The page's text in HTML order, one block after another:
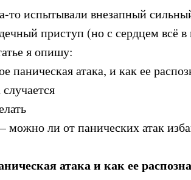
то испытывали внезапный
приступ (но с сердцем всё
я опишу:
паническая атака, и как ее
ли от панических атак
атака и как ее